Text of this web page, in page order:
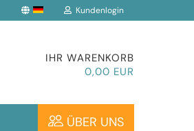
Kundenlogin
IHR WARENKORB
0,00 EUR
ÜBER UNS